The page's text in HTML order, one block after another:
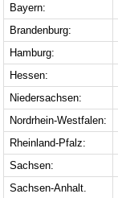
Bayern:
Brandenburg:
Hamburg:
Hessen:
Niedersachsen:
Nordrhein-Westfalen:
Rheinland-Pfalz:
Sachsen:
Sachsen-Anhalt.